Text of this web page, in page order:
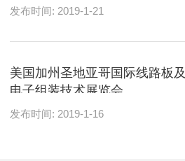
发布时间: 2019-1-21
美国加州圣地亚哥国际线路板及
电子组装技术展览会
发布时间: 2019-1-16